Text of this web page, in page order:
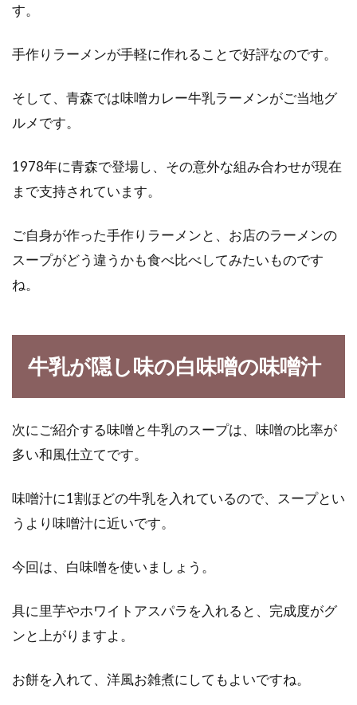
食物繊維たっぷりの押し麦。おいし
お米の吸水に丸一日かけると、ご飯
は美味しく炊けるのか？
間と美味しく食べる方法
した食感になります。ですが、毎日ご飯を炊く
のは面倒。...
グが人気になっています！
玄米置き...
す。
手作りラーメンが手軽に作れることで好評なのです。
そして、青森では味噌カレー牛乳ラーメンがご当地グ
ルメです。
1978年に青森で登場し、その意外な組み合わせが現在
まで支持されています。
ご自身が作った手作りラーメンと、お店のラーメンの
スープがどう違うかも食べ比べしてみたいものです
ね。
牛乳が隠し味の白味噌の味噌汁
次にご紹介する味噌と牛乳のスープは、味噌の比率が
多い和風仕立てです。
味噌汁に1割ほどの牛乳を入れているので、スープとい
うより味噌汁に近いです。
今回は、白味噌を使いましょう。
具に里芋やホワイトアスパラを入れると、完成度がグ
ンと上がりますよ。
お餅を入れて、洋風お雑煮にしてもよいですね。